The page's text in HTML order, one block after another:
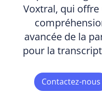
Voxtral, qui offre
avancée de la
pour la
Contactez-nous